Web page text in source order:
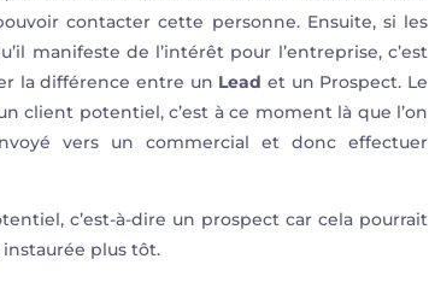
contacter cette personne. Ensuite, si les
manifeste de l’intérêt pour l’entreprise, c’est
la différence entre un Lead et un Prospect. Le
client potentiel, c’est à ce moment là que l’on
vers un commercial et donc effectuer
c’est-à-dire un prospect car cela pourrait
plus tôt.